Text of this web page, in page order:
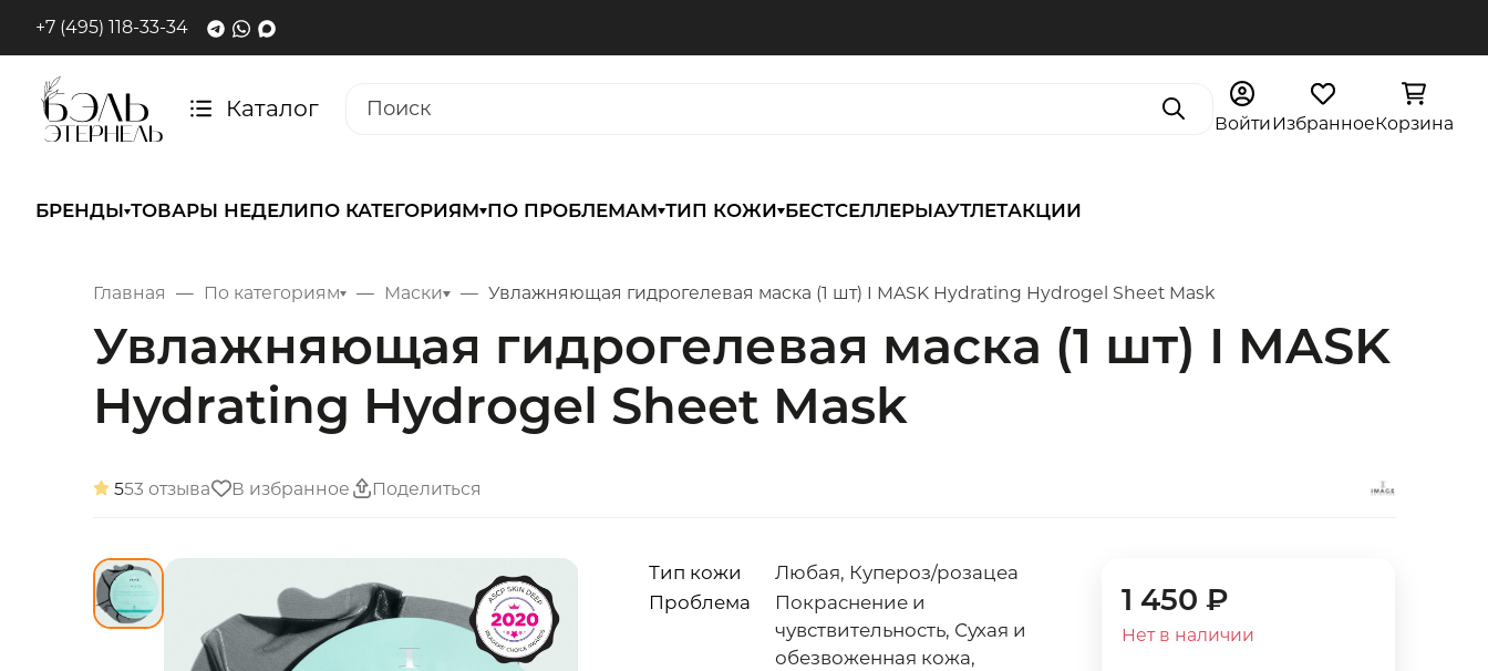
+7 (495) 118-33-34
Каталог ПоискВойтиИзбранноеКорзина
БРЕНДЫ ТОВАРЫ НЕДЕЛИПО КАТЕГОРИЯМ ПО ПРОБЛЕМАМ ТИП КОЖИ БЕСТСЕЛЛЕРЫАУТЛЕТАКЦИИ
Главная По категориям Маски Увлажняющая гидрогелевая маска (1 шт) I MASK Hydrating Hydrogel Sheet Mask
Увлажняющая гидрогелевая маска (1 шт) I MASK
Hydrating Hydrogel Sheet Mask
553 отзыва В избранное Поделиться
Тип кожи
Любая, Купероз/розацеа
Проблема
Покраснение и
чувствительность, Сухая и
обезвоженная кожа,
1 450 ₽
Нет в наличии